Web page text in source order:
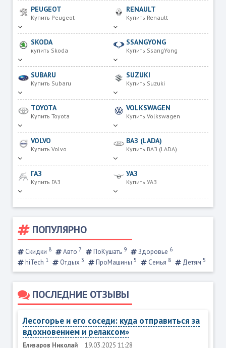
PEUGEOT
Купить Peugeot
RENAULT
Купить Renault
SKODA
купить Skoda
SSANGYONG
Купить SsangYong
SUBARU
Купить Subaru
SUZUKI
Купить Suzuki
TOYOTA
Купить Toyota
VOLKSWAGEN
Купить Volkswagen
VOLVO
Купить Volvo
ВАЗ (LADA)
Купить ВАЗ (LADA)
ГАЗ
Купить ГАЗ
УАЗ
Купить УАЗ
ПОПУЛЯРНО
Скидки 8 Авто 7 ПоКушать 9 Здоровье 6
hiTech 1 Отдых 3 ПроМашины 5 Семья 8 Детям 5
ПОСЛЕДНИЕ ОТЗЫВЫ
Лесогорье и его соседи: куда отправиться за
вдохновением и релаксом»
Елизаров Николай 19.03.2025 11:28